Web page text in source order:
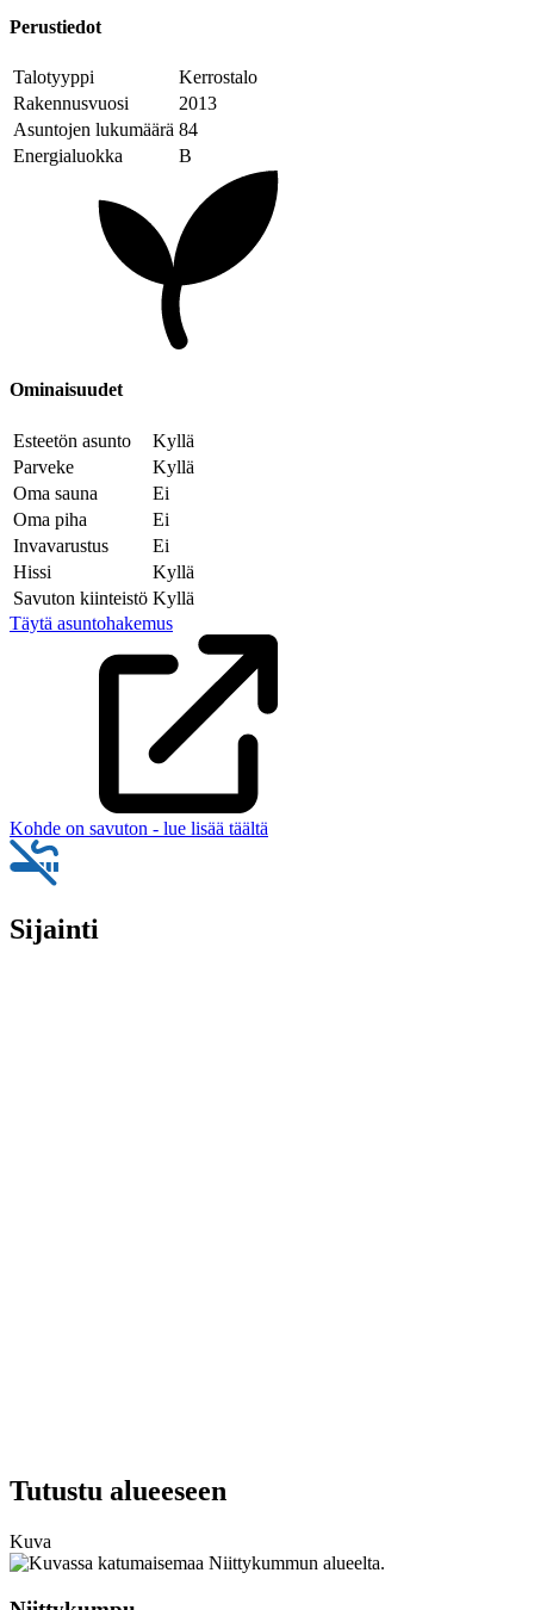
Perustiedot
Talotyyppi
Kerrostalo
Rakennusvuosi
2013
Asuntojen lukumäärä 84
Energialuokka
B
Ominaisuudet
Esteetön asunto
Kyllä
Parveke
Kyllä
Oma sauna
Ei
Oma piha
Ei
Invavarustus
Ei
Hissi
Kyllä
Savuton kiinteistö Kyllä
Täytä asuntohakemus
Kohde on savuton - lue lisää täältä
Sijainti
Tutustu alueeseen
Kuva